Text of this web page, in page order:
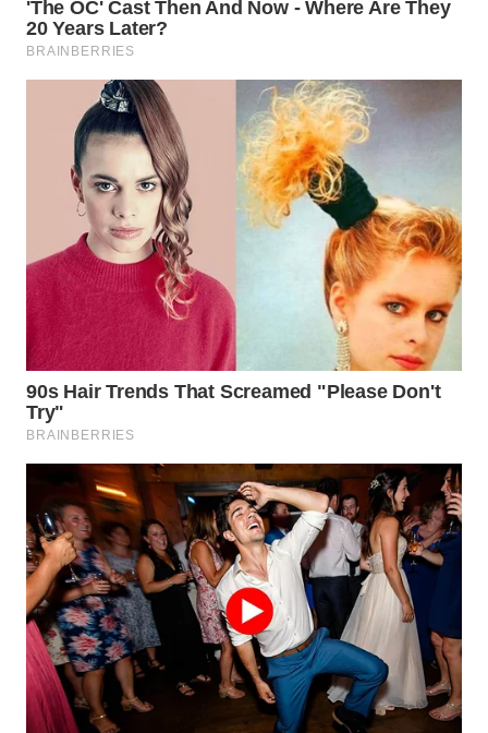
SEMARANG
WN
BOROBUDUR
WN
MADURA
WN
SURABAYA
WN
NATUNA
WN
BINTAN
WN
MANDALIKA
WN
LIKUPANG
WN